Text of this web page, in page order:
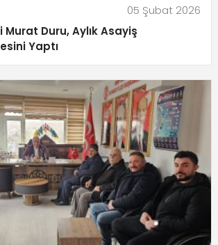
05 Şubat 2026
Duru, Aylık Asayiş
Yaptı